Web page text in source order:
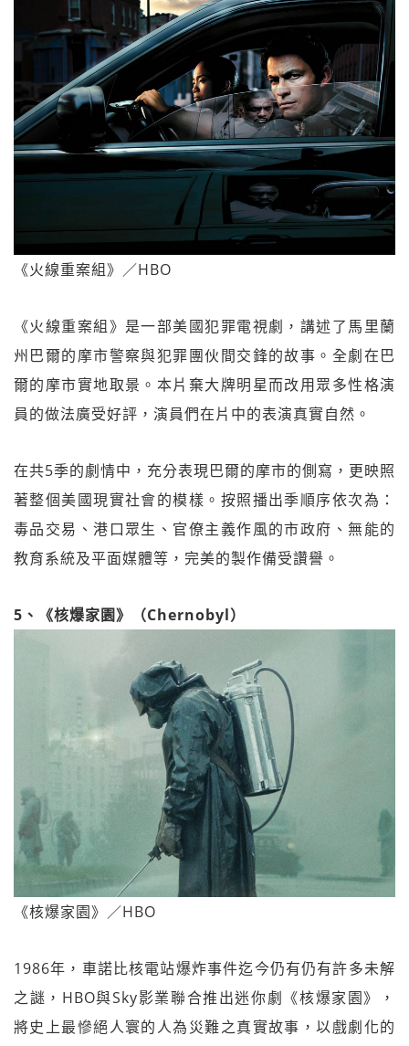
《火線重案組》／HBO
《火線重案組》是一部美國犯罪電視劇，講述了馬里蘭
州巴爾的摩市警察與犯罪團伙間交鋒的故事。全劇在巴
爾的摩市實地取景。本片棄大牌明星而改用眾多性格演
員的做法廣受好評，演員們在片中的表演真實自然。
在共5季的劇情中，充分表現巴爾的摩市的側寫，更映照
著整個美國現實社會的模樣。按照播出季順序依次為：
毒品交易、港口眾生、官僚主義作風的市政府、無能的
教育系統及平面媒體等，完美的製作備受讚譽。
5、《核爆家園》（Chernobyl）
《核爆家園》／HBO
1986年，車諾比核電站爆炸事件迄今仍有仍有許多未解
之謎，HBO與Sky影業聯合推出迷你劇《核爆家園》，
將史上最慘絕人寰的人為災難之真實故事，以戲劇化的